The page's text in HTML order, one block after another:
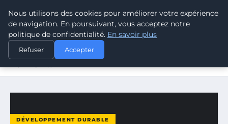
CLIMATE GUARDIAN
ACCUEIL
DÉVELOPPEMENT DURABLE
ACTIONS COLLECTIVES POUR L’ENVIRONNEMENT :
DÉVELOPPEMENT DURABLE
Nous utilisons des cookies pour améliorer votre expérience
de navigation. En poursuivant, vous acceptez notre
politique de confidentialité. En savoir plus
Refuser Accepter